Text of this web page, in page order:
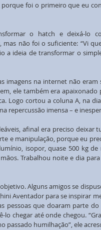
foi o primeiro que eu
o hatch e deixá-lo
mas não foi o suficiente: “Vi
a ideia de transformar o
imagens na internet não eram
ele também era apaixonado
Logo cortou a coluna A, na
repercussão imensa – e
afinal era preciso deixar
e manipulação, porque eu
isopor, quase 500 kg de
Trabalhou noite e dia
Alguns amigos se
Aventador para se inspirar
pessoas que doaram parte
chegar até onde chegou.
passado humilhação”, ele